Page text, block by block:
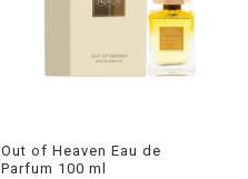
Out of Heaven Eau de
Parfum 100 ml